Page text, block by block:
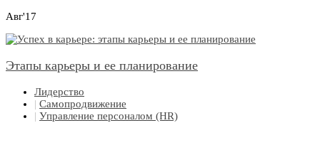
Авг'17
Этапы карьеры и ее планирование
Лидерство
| Самопродвижение
| Управление персоналом (HR)